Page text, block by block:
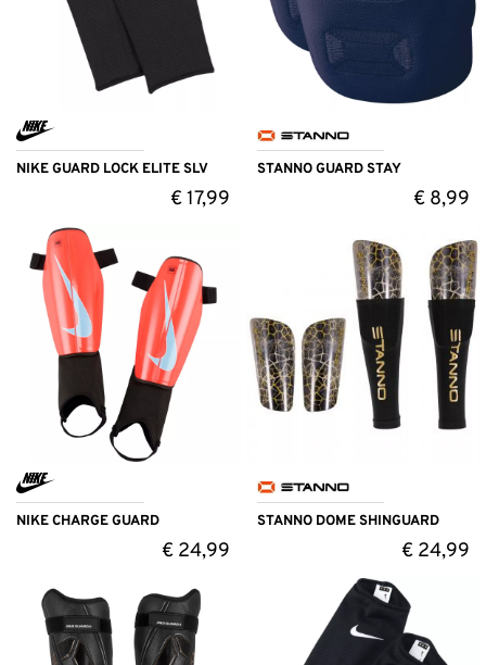
NIKE GUARD LOCK ELITE SLV
€17,99
STANNO GUARD STAY
€ 8,99
NIKE CHARGE GUARD
€24,99
STANNO DOME SHINGUARD
€ 24,99